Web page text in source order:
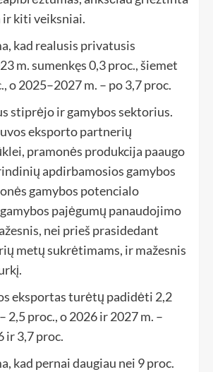
kiti veiksniai.
kad realusis privatusis
m. sumenkęs 0,3 proc., šiemet
o 2025–2027 m. – po 3,7 proc.
stiprėjo ir gamybos sektorius.
eksporto partnerių
pramonės produkcija paaugo
apdirbamosios gamybos
gamybos potencialo
pajėgumų panaudojimo
nei prieš prasidedant
metų sukrėtimams, ir mažesnis
eksportas turėtų padidėti 2,2
2,5 proc., o 2026 ir 2027 m. –
ir 3,7 proc.
kad pernai daugiau nei 9 proc.